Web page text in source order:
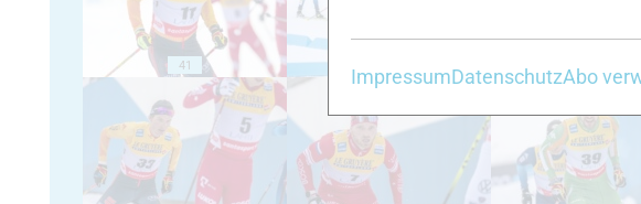
41 ImpressumDatenschutzAbo